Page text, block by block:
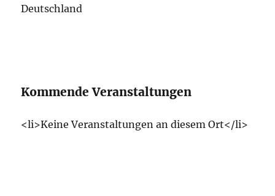
Deutschland
Kommende Veranstaltungen
<li>Keine Veranstaltungen an diesem Ort</li>